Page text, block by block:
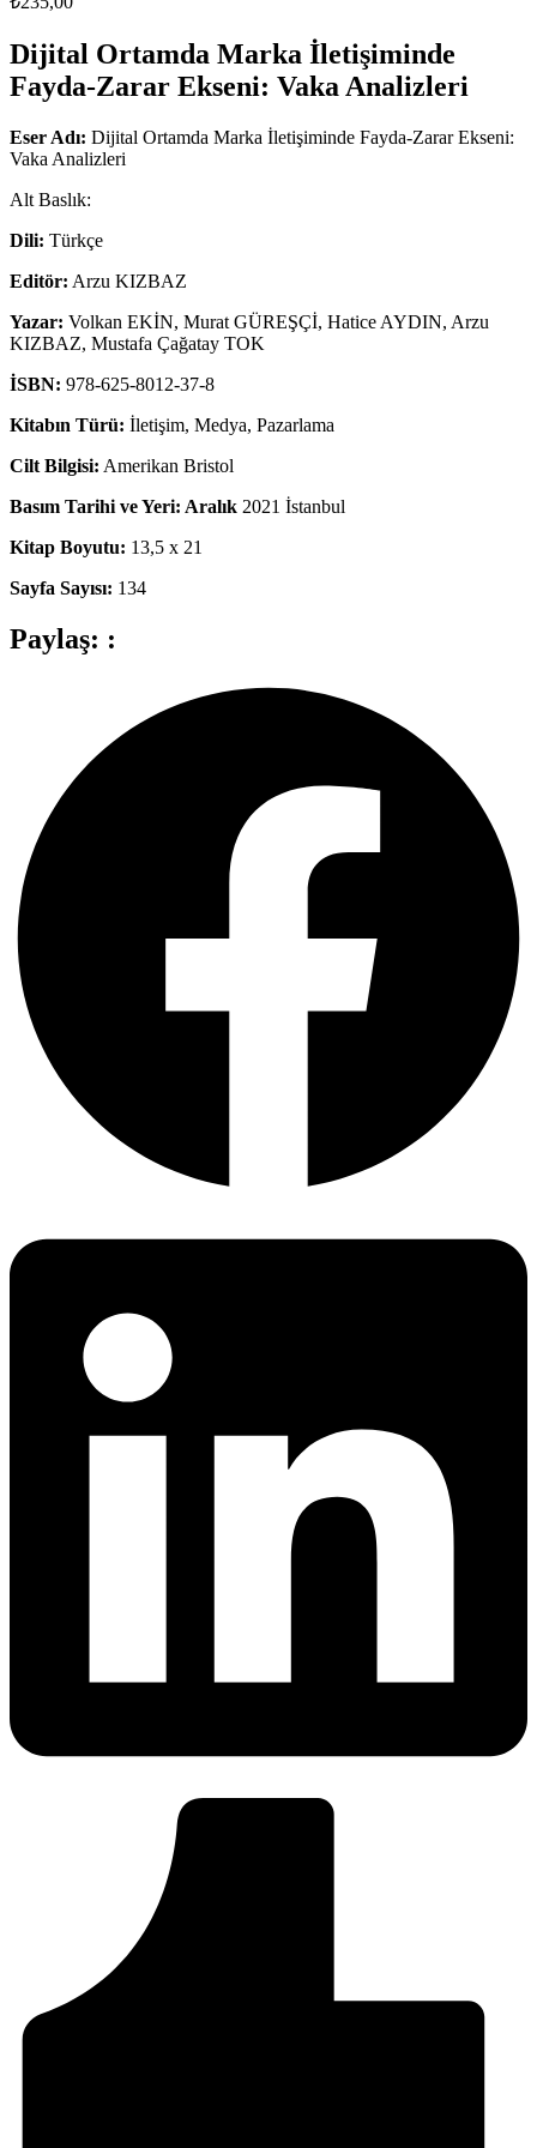
Dijital Ortamda Marka İletişiminde
Fayda-Zarar Ekseni: Vaka Analizleri
Eser Adı: Dijital Ortamda Marka İletişiminde Fayda-Zarar Ekseni:
Vaka Analizleri
Alt Baslık:
Dili: Türkçe
Editör: Arzu KIZBAZ
Yazar: Volkan EKİN, Murat GÜREŞÇİ, Hatice AYDIN, Arzu
KIZBAZ, Mustafa Çağatay TOK
İSBN: 978-625-8012-37-8
Kitabın Türü: İletişim, Medya, Pazarlama
Cilt Bilgisi: Amerikan Bristol
Basım Tarihi ve Yeri: Aralık 2021 İstanbul
Kitap Boyutu: 13,5 x 21
Sayfa Sayısı: 134
Paylaş: :